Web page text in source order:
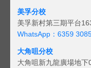
美孚分校
美孚新村第三期平台
WhatsApp：6359
大角咀分校
大角咀新九龍廣場地